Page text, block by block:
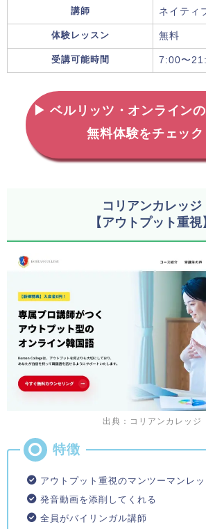
講師 ネイティ
体験レッスン 無料
受講可能時間 7:00〜
▶ ベルリッツ・オンライン
無料体験をチェック
コリアンカレッジ
【アウトプット重視
出典：コリアンカレッジ
アウトプット重視のマンツーマンレ
発音動画を添削してくれる
全員がバイリンガル講師